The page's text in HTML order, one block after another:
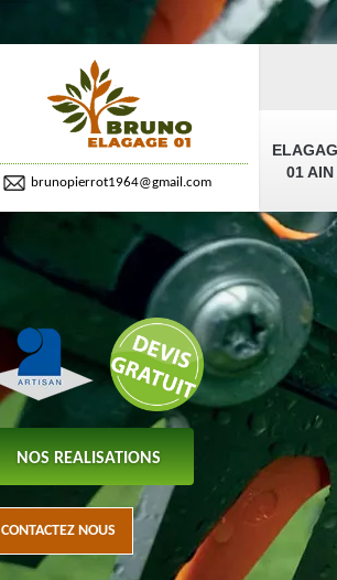
brunopierrot1964@gmail.com
01 AIN
NOS REALISATIONS
CONTACTEZ NOUS